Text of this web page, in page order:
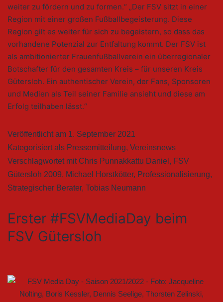
weiter zu fördern und zu formen.“ „Der FSV sitzt in einer
Region mit einer großen Fußballbegeisterung. Diese
Region gilt es weiter für sich zu begeistern, so dass das
vorhandene Potenzial zur Entfaltung kommt. Der FSV ist
als ambitionierter Frauenfußballverein ein überregionaler
Botschafter für den gesamten Kreis – für unseren Kreis
Gütersloh. Ein authentischer Verein, der Fans, Sponsoren
und Medien als Teil seiner Familie ansieht und diese am
Erfolg teilhaben lässt.“
Veröffentlicht am 1. September 2021
Kategorisiert als Pressemitteilung, Vereinsnews
Verschlagwortet mit Chris Punnakkattu Daniel , FSV
Gütersloh 2009, Michael Horstkötter, Professionalisierung,
Strategischer Berater, Tobias Neumann
Erster #FSVMediaDay beim
FSV Gütersloh